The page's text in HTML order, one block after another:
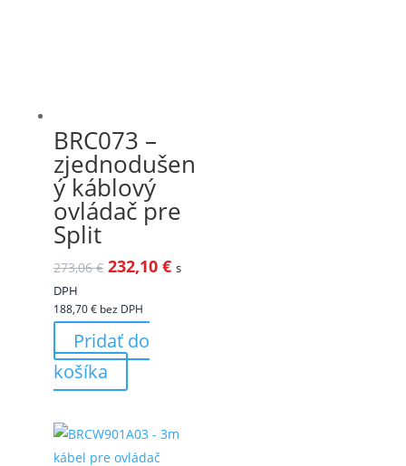
BRC073 –
zjednodušen
ý káblový
ovládač pre
Split
273,06€ 232,10 € s
DPH
188,70€bez DPH
Pridať do
košíka